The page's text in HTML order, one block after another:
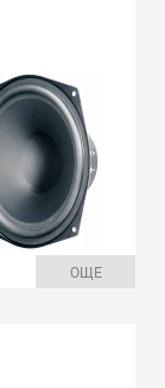
ОЩЕ